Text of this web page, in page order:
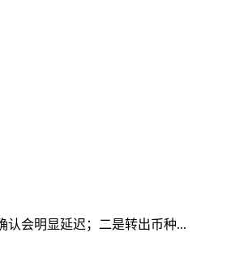
认会明显延迟；二是转出币种...